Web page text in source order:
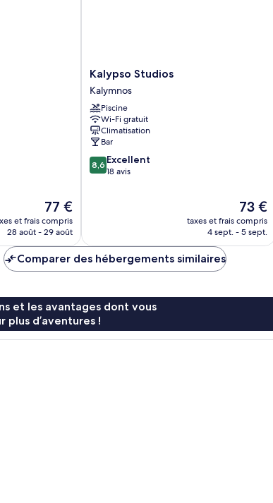
Le
nouveau
prix
de
77 €
et frais compris
28 août - 29 août
Kalypso
Studios
Kalymnos
Kalypso Studios
Kalymnos
Piscine
Wi-Fi gratuit
Climatisation
Bar
8.6
sur
8,6 Excellent
18 avis
Le
nouveau
prix
73 €
taxes et frais compris
4 sept. - 5 sept.
Comparer des hébergements similaires
et les avantages dont vous
plus d’aventures !